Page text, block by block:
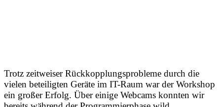
Trotz zeitweiser Rückkopplungsprobleme durch die
vielen beteiligten Geräte im IT-Raum war der Workshop
ein großer Erfolg. Über einige Webcams konnten wir